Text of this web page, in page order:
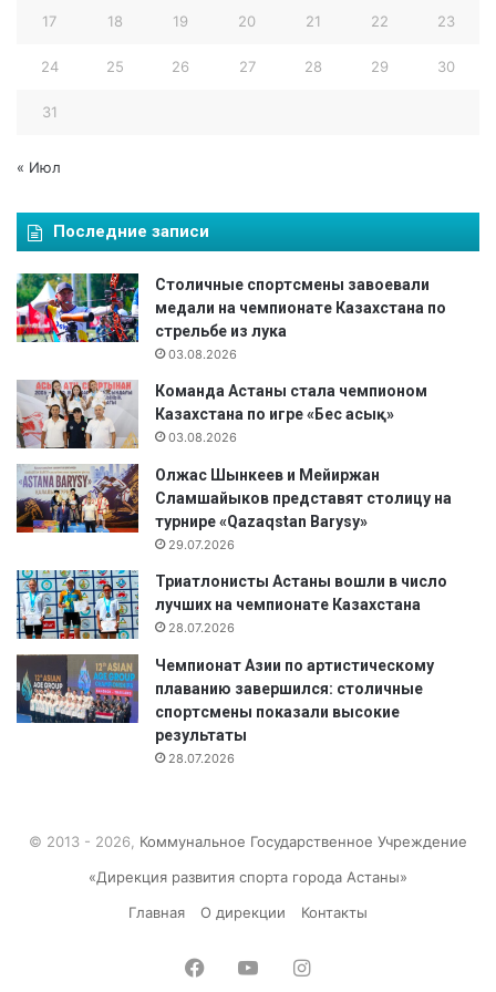
17 18 19 20 21 22 23
24 25 26 27 28 29 30
31
« Июл
Последние записи
Столичные спортсмены завоевали
медали на чемпионате Казахстана по
стрельбе из лука
03.08.2026
Команда Астаны стала чемпионом
Казахстана по игре «Бес асық»
03.08.2026
Олжас Шынкеев и Мейиржан
Сламшайыков представят столицу на
турнире «Qazaqstan Barysy»
29.07.2026
Триатлонисты Астаны вошли в число
лучших на чемпионате Казахстана
28.07.2026
Чемпионат Азии по артистическому
плаванию завершился: столичные
спортсмены показали высокие
результаты
28.07.2026
© 2013 - 2026, Коммунальное Государственное Учреждение
«Дирекция развития спорта города Астаны»
Главная
О дирекции Контакты
FacebookYouTubeInstagram